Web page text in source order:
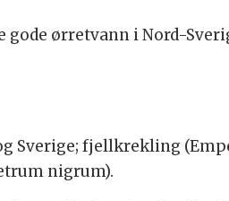
ørretvann i Nord-
Sverige; fjellkrekling
nigrum).